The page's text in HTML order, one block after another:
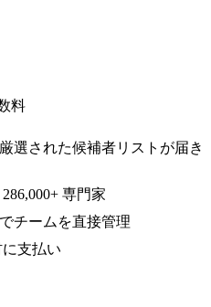
料
選された候補者リストが届き
専門家
チームを直接管理
に支払い